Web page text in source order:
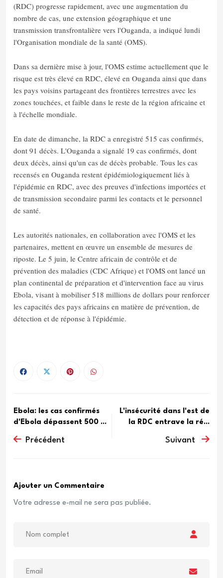
(RDC) progresse rapidement, avec une augmentation du
nombre de cas, une extension géographique et une
transmission transfrontalière vers l'Ouganda, a indiqué lundi
l'Organisation mondiale de la santé (OMS).
Dans sa dernière mise à jour, l'OMS estime actuellement que le
risque est très élevé en RDC, élevé en Ouganda ainsi que dans
les pays voisins partageant des frontières terrestres avec les
zones touchées, et faible dans le reste de la région africaine et
à l'échelle mondiale.
En date de dimanche, la RDC a enregistré 515 cas confirmés,
dont 91 décès. L'Ouganda a signalé 19 cas confirmés, dont
deux décès, ainsi qu'un cas de décès probable. Tous les cas
recensés en Ouganda restent épidémiologiquement liés à
l'épidémie en RDC, avec des preuves d'infections importées et
de transmission secondaire parmi les contacts et le personnel
de santé.
Les autorités nationales, en collaboration avec l'OMS et les
partenaires, mettent en œuvre un ensemble de mesures de
riposte. Le 5 juin, le Centre africain de contrôle et de
prévention des maladies (CDC Afrique) et l'OMS ont lancé un
plan continental de préparation et d'intervention face au virus
Ebola, visant à mobiliser 518 millions de dollars pour renforcer
les capacités des pays africains en matière de prévention, de
détection et de réponse à l'épidémie.
Ebola: les cas confirmés
d'Ebola dépassent 500 ...
Précédent
L'insécurité dans l'est de
la RDC entrave la ré...
Suivant
Ajouter un Commentaire
Votre adresse e-mail ne sera pas publiée.